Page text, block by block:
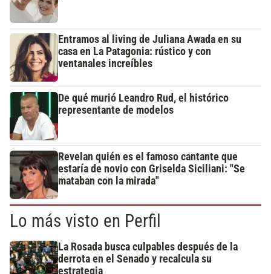
Entramos al living de Juliana Awada en su
casa en La Patagonia: rústico y con
ventanales increíbles
De qué murió Leandro Rud, el histórico
representante de modelos
Revelan quién es el famoso cantante que
estaría de novio con Griselda Siciliani: "Se
mataban con la mirada"
Lo más visto en Perfil
La Rosada busca culpables después de la
derrota en el Senado y recalcula su
estrategia